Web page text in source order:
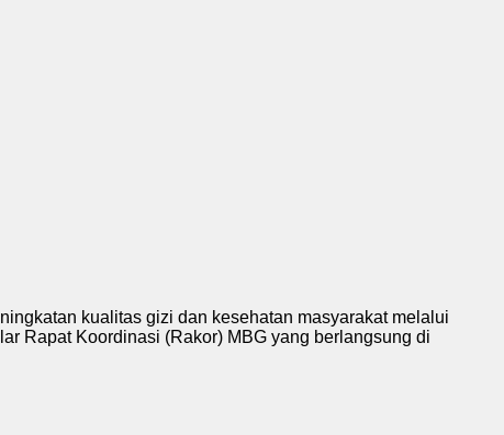
kualitas gizi dan kesehatan masyarakat melalui
Rapat Koordinasi (Rakor) MBG yang berlangsung di